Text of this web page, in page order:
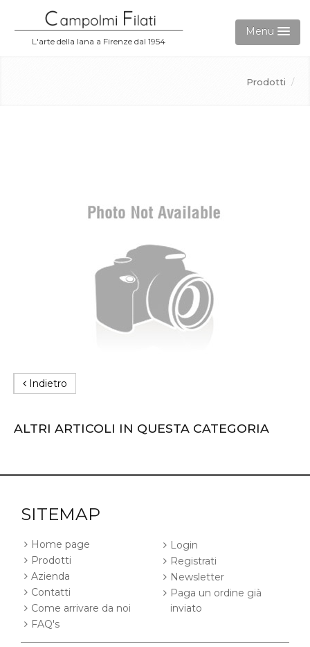
L'arte della lana a Firenze dal 1954
Menu
Prodotti /
Indietro
ALTRI ARTICOLI IN QUESTA CATEGORIA
SITEMAP
Home page
Prodotti
Azienda
Contatti
Come arrivare da noi
FAQ's
Login
Registrati
Newsletter
Paga un ordine già
inviato